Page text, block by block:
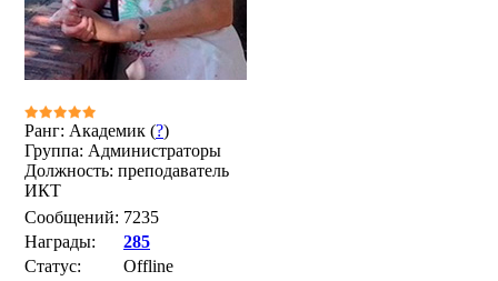
Ранг: Академик (?)
Группа: Администраторы
Должность: преподаватель
ИКТ
Сообщений: 7235
Награды:
285
Статус:
Offline